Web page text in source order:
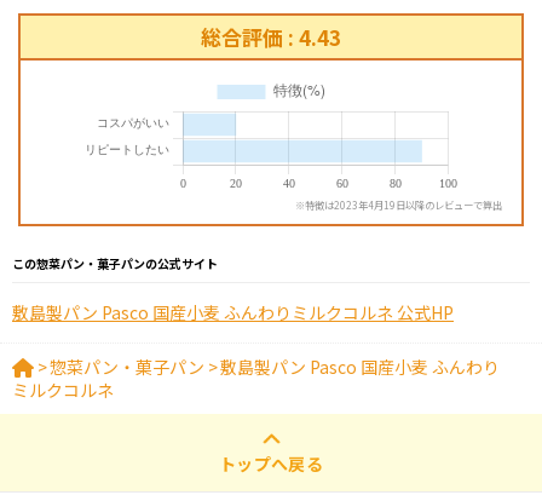
総合評価 : 4.43
※特徴は2023年4月19日以降のレビューで算出
この惣菜パン・菓子パンの公式サイト
敷島製パン Pasco 国産小麦 ふんわりミルクコルネ 公式HP
>惣菜パン・菓子パン >敷島製パン Pasco 国産小麦 ふんわり
ミルクコルネ
トップへ戻る